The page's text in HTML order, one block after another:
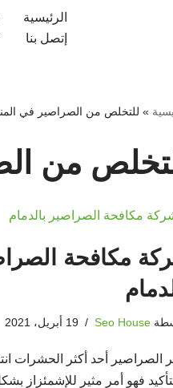
الرئيسية
إتصل بنا
» للتخلص من الصراصير في
من
مكافحة
Seo House 19 أبريل، 2021
الصراصير أحد أكثر الحشرات
فهو أمر مثير للإشمئزاز